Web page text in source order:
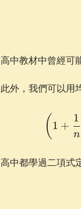
高中教材中曾經可
此外，我們可以用
( 1 +
n
1
高中都學過二項式